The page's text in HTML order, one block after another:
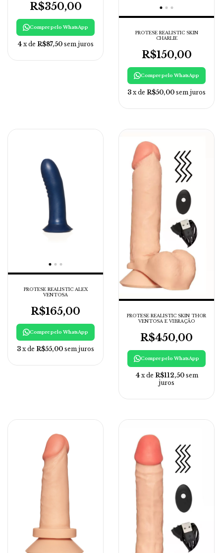
R$350,00
Compre pelo WhatsApp
4 x de R$87,50 sem juros
PROTESE REALISTIC SKIN
CHARLIE
R$150,00
Compre pelo WhatsApp
3 x de R$50,00 sem juros
PROTESE REALISTIC ALEX
VENTOSA
R$165,00
Compre pelo WhatsApp
3 x de R$55,00 sem juros
PROTESE REALISTIC SKIN THOR
VENTOSA E VIBRAÇÃO
R$450,00
Compre pelo WhatsApp
4 x de R$112,50 sem
juros